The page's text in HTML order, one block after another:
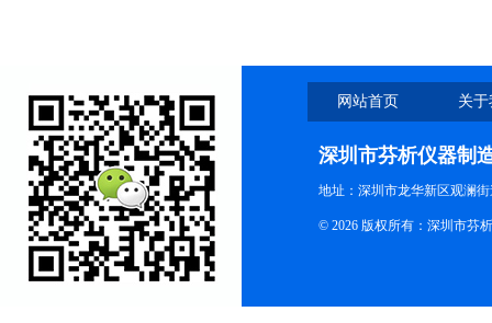
网站首页 关
深圳市芬析仪器制
地址：深圳市龙华新区观澜
© 2026 版权所有：深圳市芬